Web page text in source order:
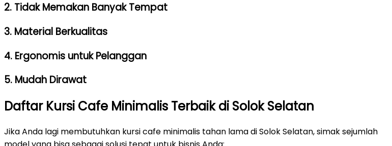
2. Tidak Memakan Banyak Tempat
3. Material Berkualitas
4. Ergonomis untuk Pelanggan
5. Mudah Dirawat
Daftar Kursi Cafe Minimalis Terbaik di Solok Selatan
Jika Anda lagi membutuhkan kursi cafe minimalis tahan lama di Solok Selatan, simak sejumlah